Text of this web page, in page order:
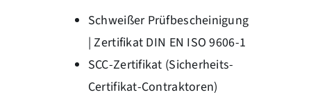
Schweißer Prüfbescheinigung
| Zertifikat DIN EN ISO 9606-1
SCC-Zertifikat (Sicherheits-
Certifikat-Contraktoren)